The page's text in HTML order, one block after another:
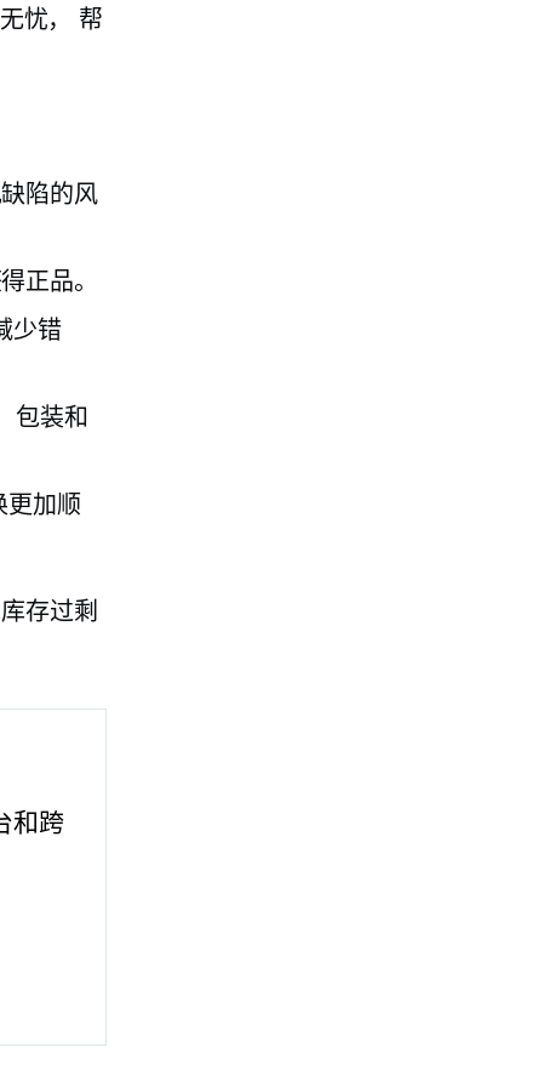
无忧，
帮
陷的风
正品。
少错
包装和
更加顺
存过剩
和跨